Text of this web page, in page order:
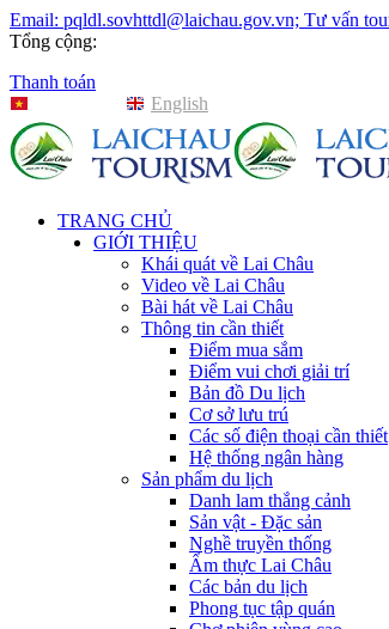
Email: pqldl.sovhttdl@laichau.gov.vn; Tư vấn
Tổng cộng:
Thanh toán
English
TRANG CHỦ
GIỚI THIỆU
Khái quát về Lai Châu
Video về Lai Châu
Bài hát về Lai Châu
Thông tin cần thiết
Điểm mua sắm
Điểm vui chơi giải trí
Bản đồ Du lịch
Cơ sở lưu trú
Các số điện thoại cần thiết
Hệ thống ngân hàng
Sản phẩm du lịch
Danh lam thắng cảnh
Sản vật - Đặc sản
Nghề truyền thống
Ẩm thực Lai Châu
Các bản du lịch
Phong tục tập quán